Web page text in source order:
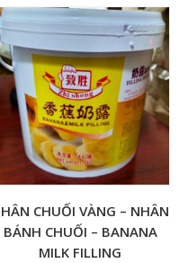
CHUỐI VÀNG – NHÂN
BÁNH CHUỐI – BANANA
MILK FILLING